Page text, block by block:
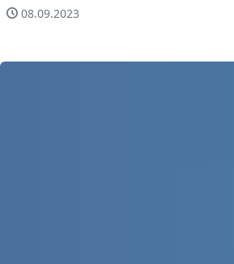
08.09.2023